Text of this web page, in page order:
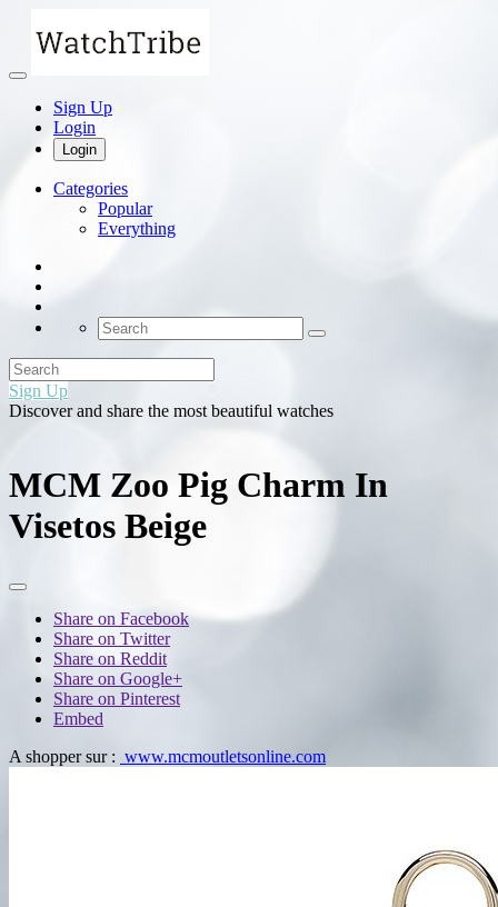
Sign Up
Login
Login
Categories
Popular
Everything
Sign Up
Discover and share the most beautiful watches
MCM Zoo Pig Charm In
Visetos Beige
Share on Facebook
Share on Twitter
Share on Reddit
Share on Google+
Share on Pinterest
Embed
A shopper sur : www.mcmoutletsonline.com